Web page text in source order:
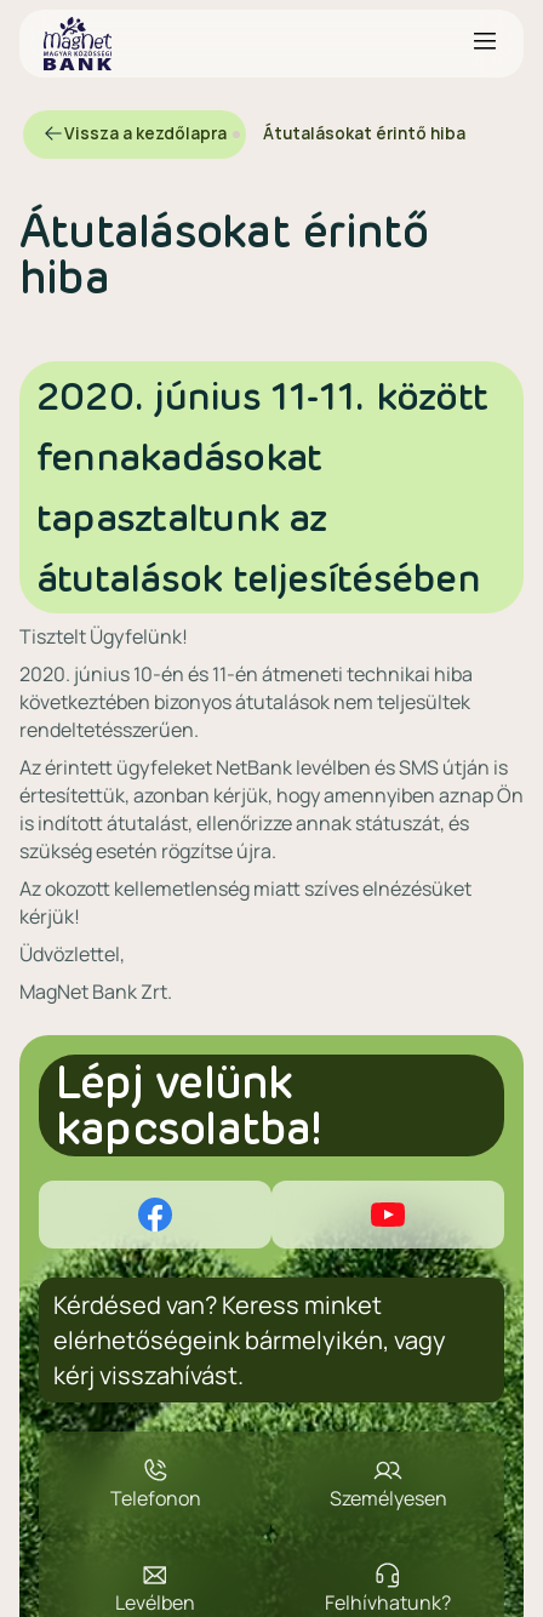
Vissza a kezdőlapra Átutalásokat érintő hiba
Átutalásokat érintő
hiba
2020. június 11-11. között
fennakadásokat
tapasztaltunk az
átutalások teljesítésében
Tisztelt Ügyfelünk!
2020. június 10-én és 11-én átmeneti technikai hiba
következtében bizonyos átutalások nem teljesültek
rendeltetésszerűen.
Az érintett ügyfeleket NetBank levélben és SMS útján is
értesítettük, azonban kérjük, hogy amennyiben aznap Ön
is indított átutalást, ellenőrizze annak státuszát, és
szükség esetén rögzítse újra.
Az okozott kellemetlenség miatt szíves elnézésüket
kérjük!
Üdvözlettel,
MagNet Bank Zrt.
Lépj velünk
kapcsolatba!
Kérdésed van? Keress minket
elérhetőségeink bármelyikén, vagy
kérj visszahívást.
Telefonon Személyesen
Levélben Felhívhatunk?